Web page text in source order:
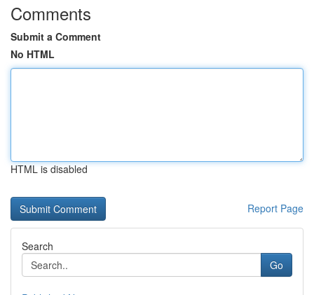
Comments
Submit a Comment
No HTML
HTML is disabled
Report Page
Search
Go